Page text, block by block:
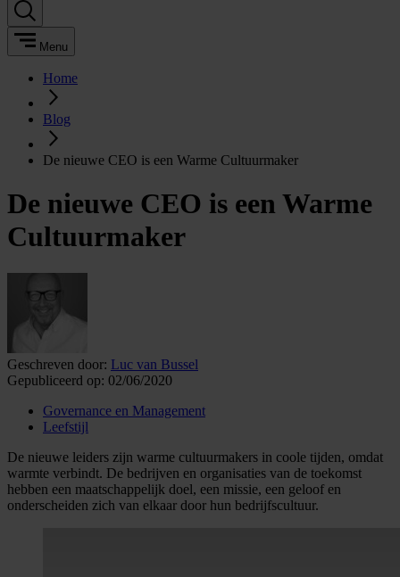
Menu
Home
Blog
De nieuwe CEO is een Warme Cultuurmaker
De nieuwe CEO is een Warme
Cultuurmaker
Geschreven door: Luc van Bussel
Gepubliceerd op: 02/06/2020
Governance en Management
Leefstijl
De nieuwe leiders zijn warme cultuurmakers in coole tijden, omdat
warmte verbindt. De bedrijven en organisaties van de toekomst
hebben een maatschappelijk doel, een missie, een geloof en
onderscheiden zich van elkaar door hun bedrijfscultuur.